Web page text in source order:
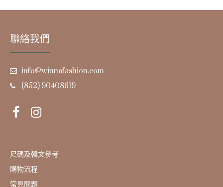
聯絡我們
info@winnafashion.com
(852) 90408619
尺碼及韓文參考
購物流程
常見問題